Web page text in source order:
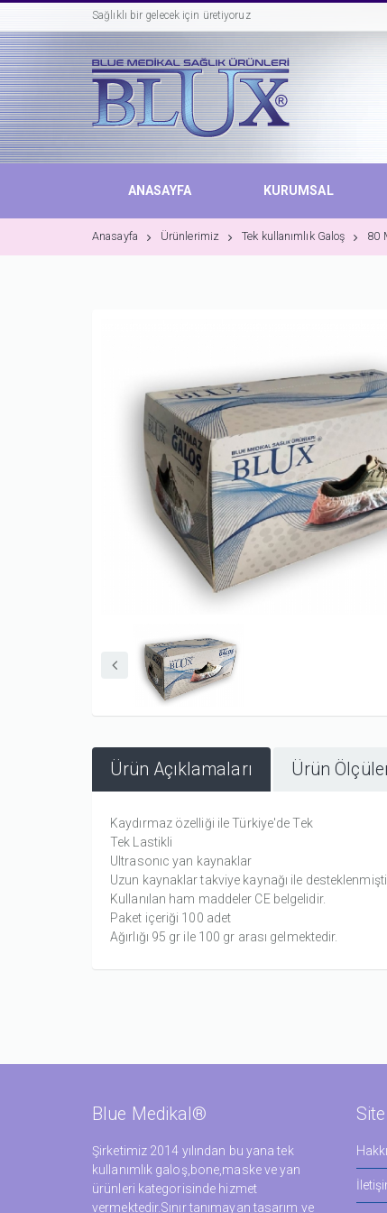
Sağlıklı bir gelecek için üretiyoruz
ANASAYFA KURUMSAL
Anasayfa Ürünlerimiz Tek kullanımlık Galoş 80
Ürün Açıklamaları Ürün
Kaydırmaz özelliği ile Türkiye'de Tek
Tek Lastikli
Ultrasonıc yan kaynaklar
Uzun kaynaklar takviye kaynağı ile
Kullanılan ham maddeler CE belgelidir.
Paket içeriği 100 adet
Ağırlığı 95 gr ile 100 gr arası gelmektedir.
Blue Medikal®
Şirketimiz 2014 yılından bu yana tek
kullanımlık galoş,bone,maske ve yan
ürünleri kategorisinde hizmet
vermektedir.Sınır tanımayan tasarım ve